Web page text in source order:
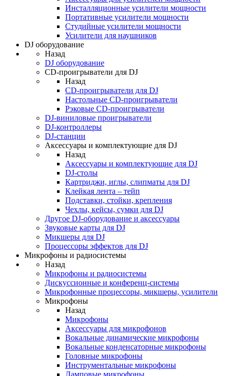
Инсталляционные усилители мощности
Портативные усилители мощности
Студийные усилители мощности
Усилители для наушников
DJ оборудование
Назад
DJ оборудование
CD-проигрыватели для DJ
Назад
CD-проигрыватели для DJ
Настольные CD-проигрыватели
Рэковые CD-проигрыватели
DJ-виниловые проигрыватели
DJ-контроллеры
DJ-станции
Аксессуары и комплектующие для DJ
Назад
Аксессуары и комплектующие для DJ
DJ-столы
Картриджи, иглы, слипматы для DJ
Клейкая лента – тейп
Подставки, стойки, крепления
Чехлы, кейсы, сумки для DJ
Другое DJ-оборудование и аксессуары
Звуковые карты для DJ
Микшеры для DJ
Процессоры эффектов для DJ
Микрофоны и радиосистемы
Назад
Микрофоны и радиосистемы
Дискуссионные и конференц-системы
Микрофонные процессоры, микшеры, усилители
Микрофоны
Назад
Микрофоны
Аксессуары для микрофонов
Вокальные динамические микрофоны
Вокальные конденсаторные микрофоны
Головные микрофоны
Инструментальные микрофоны
Ламповые микрофоны